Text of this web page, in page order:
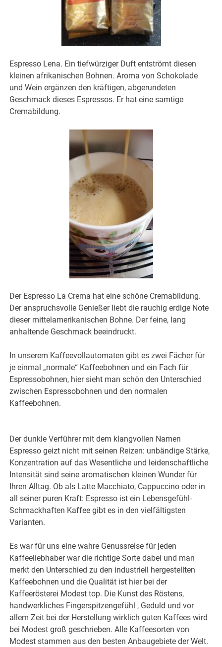
Espresso Lena. Ein tiefwürziger Duft entströmt diesen
kleinen afrikanischen Bohnen. Aroma von Schokolade
und Wein ergänzen den kräftigen, abgerundeten
Geschmack dieses Espressos. Er hat eine samtige
Cremabildung.
Der Espresso La Crema hat eine schöne Cremabildung.
Der anspruchsvolle Genießer liebt die rauchig erdige Note
dieser mittelamerikanischen Bohne. Der feine, lang
anhaltende Geschmack beeindruckt.
In unserem Kaffeevollautomaten gibt es zwei Fächer für
je einmal „normale“ Kaffeebohnen und ein Fach für
Espressobohnen, hier sieht man schön den Unterschied
zwischen Espressobohnen und den normalen
Kaffeebohnen.
Der dunkle Verführer mit dem klangvollen Namen
Espresso geizt nicht mit seinen Reizen: unbändige Stärke,
Konzentration auf das Wesentliche und leidenschaftliche
Intensität sind seine aromatischen kleinen Wunder für
Ihren Alltag. Ob als Latte Macchiato, Cappuccino oder in
all seiner puren Kraft: Espresso ist ein Lebensgefühl-
Schmackhaften Kaffee gibt es in den vielfältigsten
Varianten.
Es war für uns eine wahre Genussreise für jeden
Kaffeeliebhaber war die richtige Sorte dabei und man
merkt den Unterschied zu den industriell hergestellten
Kaffeebohnen und die Qualität ist hier bei der
Kaffeerösterei Modest top. Die Kunst des Röstens,
handwerkliches Fingerspitzengefühl , Geduld und vor
allem Zeit bei der Herstellung wirklich guten Kaffees wird
bei Modest groß geschrieben. Alle Kaffeesorten von
Modest stammen aus den besten Anbaugebiete der Welt.